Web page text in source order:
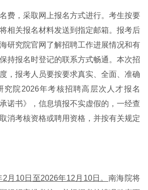
费，采取网上报名方式进行。考生按要
相关报名材料发送到指定邮箱。报考后
研究院官网了解招聘工作进展情况和有
持报名时登记的联系方式畅通。本次招
，报考人员要按要求真实、全面、准确
究院2026年考核招聘高层次人才报名
诺书》，信息填报不实虚假的，一经查
消考核资格或聘用资格，并按有关规定
2月10日至2026年12月10日。 南海院将